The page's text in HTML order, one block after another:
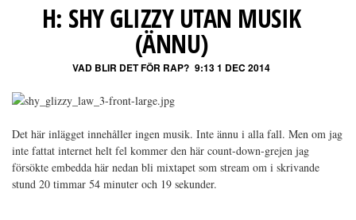
H: SHY GLIZZY UTAN MUSIK
(ÄNNU)
VAD BLIR DET FÖR RAP? 9:13 1 DEC 2014
Det här inlägget innehåller ingen musik. Inte ännu i alla fall. Men om jag
inte fattat internet helt fel kommer den här count-down-grejen jag
försökte embedda här nedan bli mixtapet som stream om i skrivande
stund 20 timmar 54 minuter och 19 sekunder.